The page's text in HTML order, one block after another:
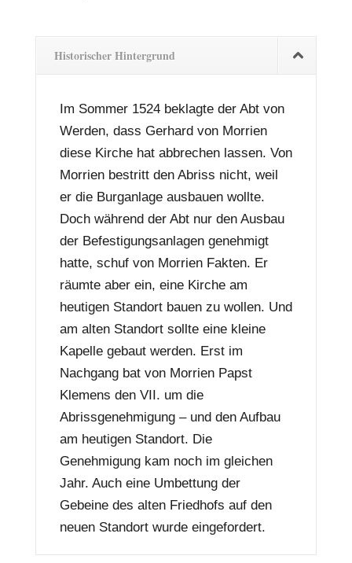
Historischer Hintergrund
Im Sommer 1524 beklagte der Abt von
Werden, dass Gerhard von Morrien
diese Kirche hat abbrechen lassen. Von
Morrien bestritt den Abriss nicht, weil
er die Burganlage ausbauen wollte.
Doch während der Abt nur den Ausbau
der Befestigungsanlagen genehmigt
hatte, schuf von Morrien Fakten. Er
räumte aber ein, eine Kirche am
heutigen Standort bauen zu wollen. Und
am alten Standort sollte eine kleine
Kapelle gebaut werden. Erst im
Nachgang bat von Morrien Papst
Klemens den VII. um die
Abrissgenehmigung – und den Aufbau
am heutigen Standort. Die
Genehmigung kam noch im gleichen
Jahr. Auch eine Umbettung der
Gebeine des alten Friedhofs auf den
neuen Standort wurde eingefordert.